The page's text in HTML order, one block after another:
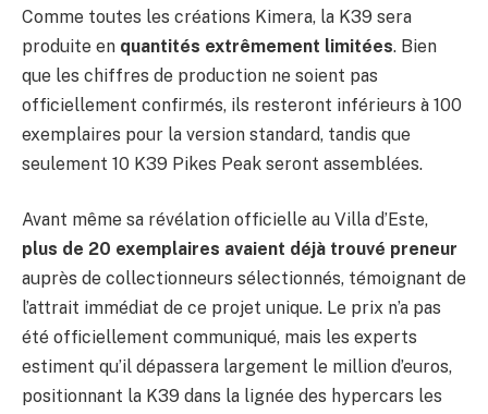
Comme toutes les créations Kimera, la K39 sera
produite en quantités extrêmement limitées. Bien
que les chiffres de production ne soient pas
officiellement confirmés, ils resteront inférieurs à 100
exemplaires pour la version standard, tandis que
seulement 10 K39 Pikes Peak seront assemblées.
Avant même sa révélation officielle au Villa d’Este,
plus de 20 exemplaires avaient déjà trouvé preneur
auprès de collectionneurs sélectionnés, témoignant de
l’attrait immédiat de ce projet unique. Le prix n’a pas
été officiellement communiqué, mais les experts
estiment qu’il dépassera largement le million d’euros,
positionnant la K39 dans la lignée des hypercars les